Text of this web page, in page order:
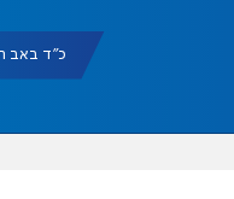
כ"ד באב תשפ"ו